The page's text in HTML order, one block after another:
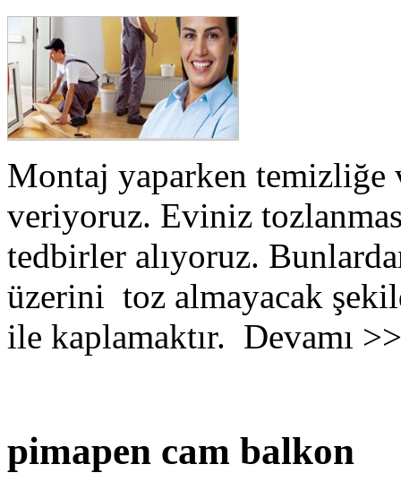
Montaj yaparken
veriyoruz. Eviniz
tedbirler alıyoruz.
üzerini toz almayacak
ile kaplamaktır. Devamı
pimapen cam balkon